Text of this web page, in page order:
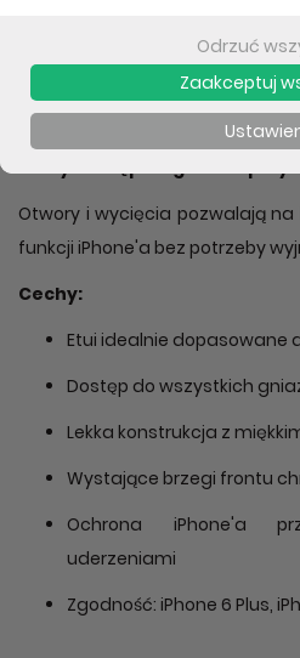
dopasowaną do iPhone'a 6/
przestrzeni między telefonem
iPhone 6/6s Plus nie wypadnie
Pełny dostęp do gniazd i
Otwory i wycięcia pozwalają
funkcji iPhone'a bez potrzeby
Cechy:
Etui idealnie dopasowane
Dostęp do wszystkich
Lekka konstrukcja z
Wystające brzegi frontu
Ochrona iPhone'a
uderzeniami
Zgodność: iPhone 6 Plus,
Odrzuć
Zaakceptuj